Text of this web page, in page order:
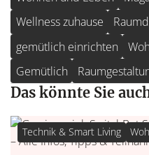
Wellness zuhause
gemütlich einrichten
Gemütlich
Das könnte Sie
Technik & Smart Living